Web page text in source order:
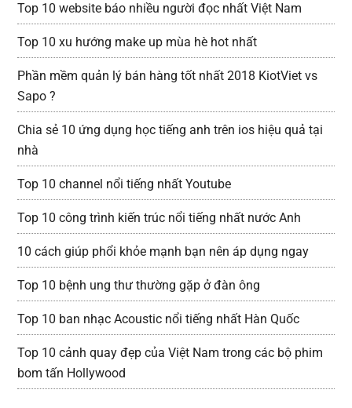
Top 10 website báo nhiều người đọc nhất Việt Nam
Top 10 xu hướng make up mùa hè hot nhất
Phần mềm quản lý bán hàng tốt nhất 2018 KiotViet vs
Sapo ?
Chia sẻ 10 ứng dụng học tiếng anh trên ios hiệu quả tại
nhà
Top 10 channel nổi tiếng nhất Youtube
Top 10 công trình kiến trúc nổi tiếng nhất nước Anh
10 cách giúp phổi khỏe mạnh bạn nên áp dụng ngay
Top 10 bệnh ung thư thường gặp ở đàn ông
Top 10 ban nhạc Acoustic nổi tiếng nhất Hàn Quốc
Top 10 cảnh quay đẹp của Việt Nam trong các bộ phim
bom tấn Hollywood